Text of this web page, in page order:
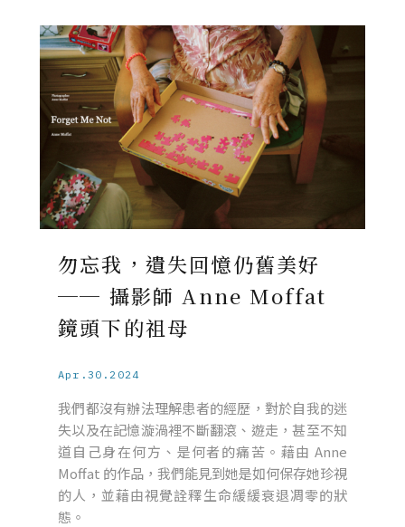
勿忘我，遺失回憶仍舊美好
── 攝影師 Anne Moffat
鏡頭下的祖母
Apr.30.2024
我們都沒有辦法理解患者的經歷，對於自我的迷
失以及在記憶漩渦裡不斷翻滾、遊走，甚至不知
道自己身在何方、是何者的痛苦。藉由 Anne
Moffat 的作品，我們能見到她是如何保存她珍視
的人，並藉由視覺詮釋生命緩緩衰退凋零的狀
態。